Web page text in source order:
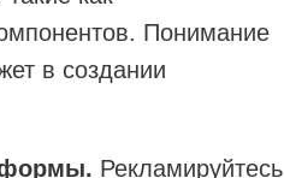
Понимание
в создании
Рекламируйтесь